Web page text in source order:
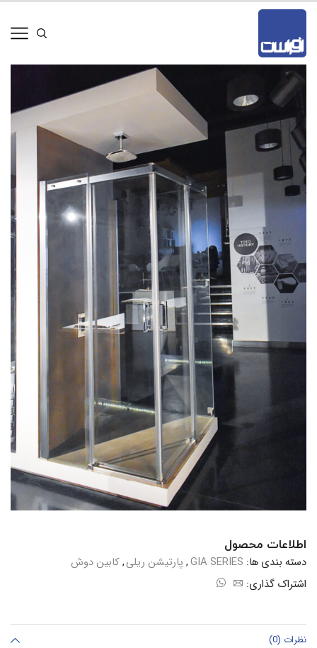
اطلاعات محصول
دسته بندی ها: GIA SERIES
, پارتیشن ریلی,کابین دوش
اشتراک گذاری:
نظرات (0)